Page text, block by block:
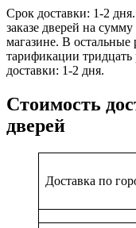
Срок доставки: 1-2
заказе дверей на
магазине. В остальные
тарификации
доставки: 1-2 дня.
Стоимость
дверей
Доставка по